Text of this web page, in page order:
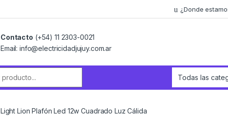
¿Donde
Contacto (+54) 11 2303-0021
Email: info@electricidadjujuy.com.ar
Light Lion Plafón Led 12w Cuadrado Luz Cálida